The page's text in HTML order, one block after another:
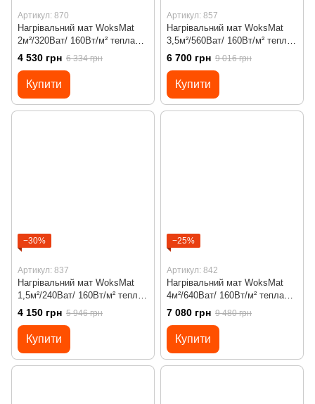
Артикул: 870
Нагрівальний мат WoksMat
2м²/320Ват/ 160Вт/м² тепла
підлога під плитку з
програмованим
терморегулятором Х45
4 530 грн 6 334 грн
Купити
Артикул: 857
Нагрівальний мат WoksMat
3,5м²/560Ват/ 160Вт/м² тепла
підлога під плитку з
програмованим
терморегулятором Х65 Wi-Fi
6 700 грн 9 016 грн
Купити
−30%
Артикул: 837
Нагрівальний мат WoksMat
1,5м²/240Ват/ 160Вт/м² тепла
підлога під плитку з
програмованим
терморегулятором Х55
4 150 грн 5 946 грн
Купити
−25%
Артикул: 842
Нагрівальний мат WoksMat
4м²/640Ват/ 160Вт/м² тепла
підлога під плитку з
програмованим
терморегулятором Х55
7 080 грн 9 480 грн
Купити